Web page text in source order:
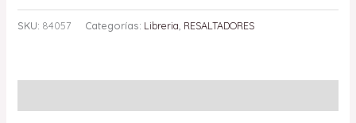
SKU: 84057 Categorías: Libreria RESALTADORES